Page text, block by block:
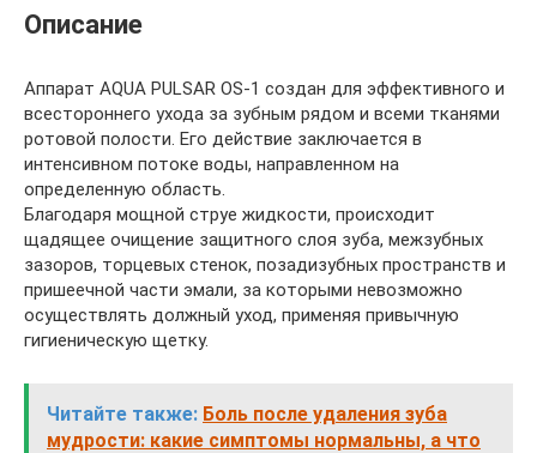
Описание
Аппарат AQUA PULSAR OS-1 создан для эффективного и
всестороннего ухода за зубным рядом и всеми тканями
ротовой полости. Его действие заключается в
интенсивном потоке воды, направленном на
определенную область.
Благодаря мощной струе жидкости, происходит
щадящее очищение защитного слоя зуба, межзубных
зазоров, торцевых стенок, позадизубных пространств и
пришеечной части эмали, за которыми невозможно
осуществлять должный уход, применяя привычную
гигиеническую щетку.
Читайте также: Боль после удаления зуба
мудрости: какие симптомы нормальны, а что